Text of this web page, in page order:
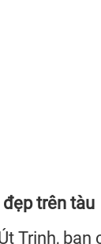
trên tàu
Trinh,